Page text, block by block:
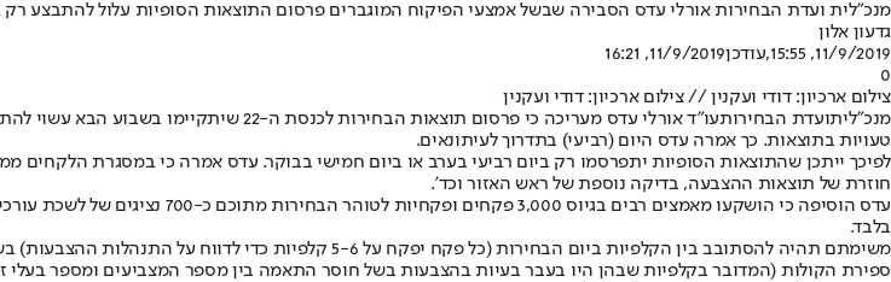
מנכ"לית ועדת הבחירות אורלי עדס הסבירה שבשל אמצעי הפיקוח המוגברים פרסום התוצאות הסופיות עלול להתבצע
גדעון אלון
11/9/2019, 15:55
,עודכן11/9/2019, 16:21
0
צילום ארכיון: דודי ועקנין // צילום ארכיון: דודי ועקנין
מנכ"ליתועדת הבחירות
עו"ד אורלי עדס מעריכה כי פרסום תוצאות
טעויות בתוצאות. כך אמרה עדס היום (רביעי) בתדרוך לעיתונאים.
לפיכך ייתכן שהתוצאות הסופיות יתפרסמו רק ביום רביעי בערב או ביום חמישי בבוקר. עדס אמרה כי במסגרת
חוזרת של תוצאות ההצבעה, בדיקה נוספת של ראש האזור וכד'.
בלבד.
ספירת הקולות (המדובר בקלפיות שבהן היו בעבר בעיות בהצבעות בשל חוסר התאמה בין מספר המצביעים ומספר